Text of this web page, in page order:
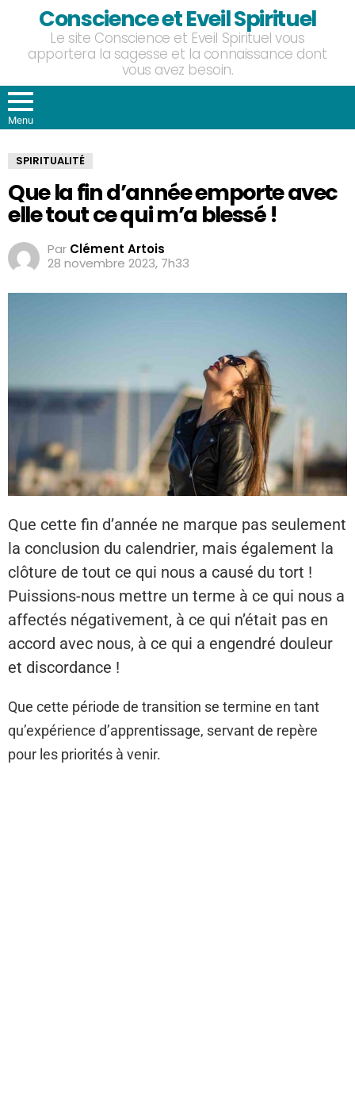
Conscience et Eveil Spirituel
Le site Conscience et Eveil Spirituel vous
apportera la sagesse et la connaissance dont
vous avez besoin.
Menu
SPIRITUALITÉ
Que la fin d’année emporte avec
elle tout ce qui m’a blessé !
Par Clément Artois
28 novembre 2023, 7h33
Que cette fin d’année ne marque pas seulement
la conclusion du calendrier, mais également la
clôture de tout ce qui nous a causé du tort !
Puissions-nous mettre un terme à ce qui nous a
affectés négativement, à ce qui n’était pas en
accord avec nous, à ce qui a engendré douleur
et discordance !
Que cette période de transition se termine en tant
qu’expérience d’apprentissage, servant de repère
pour les priorités à venir.